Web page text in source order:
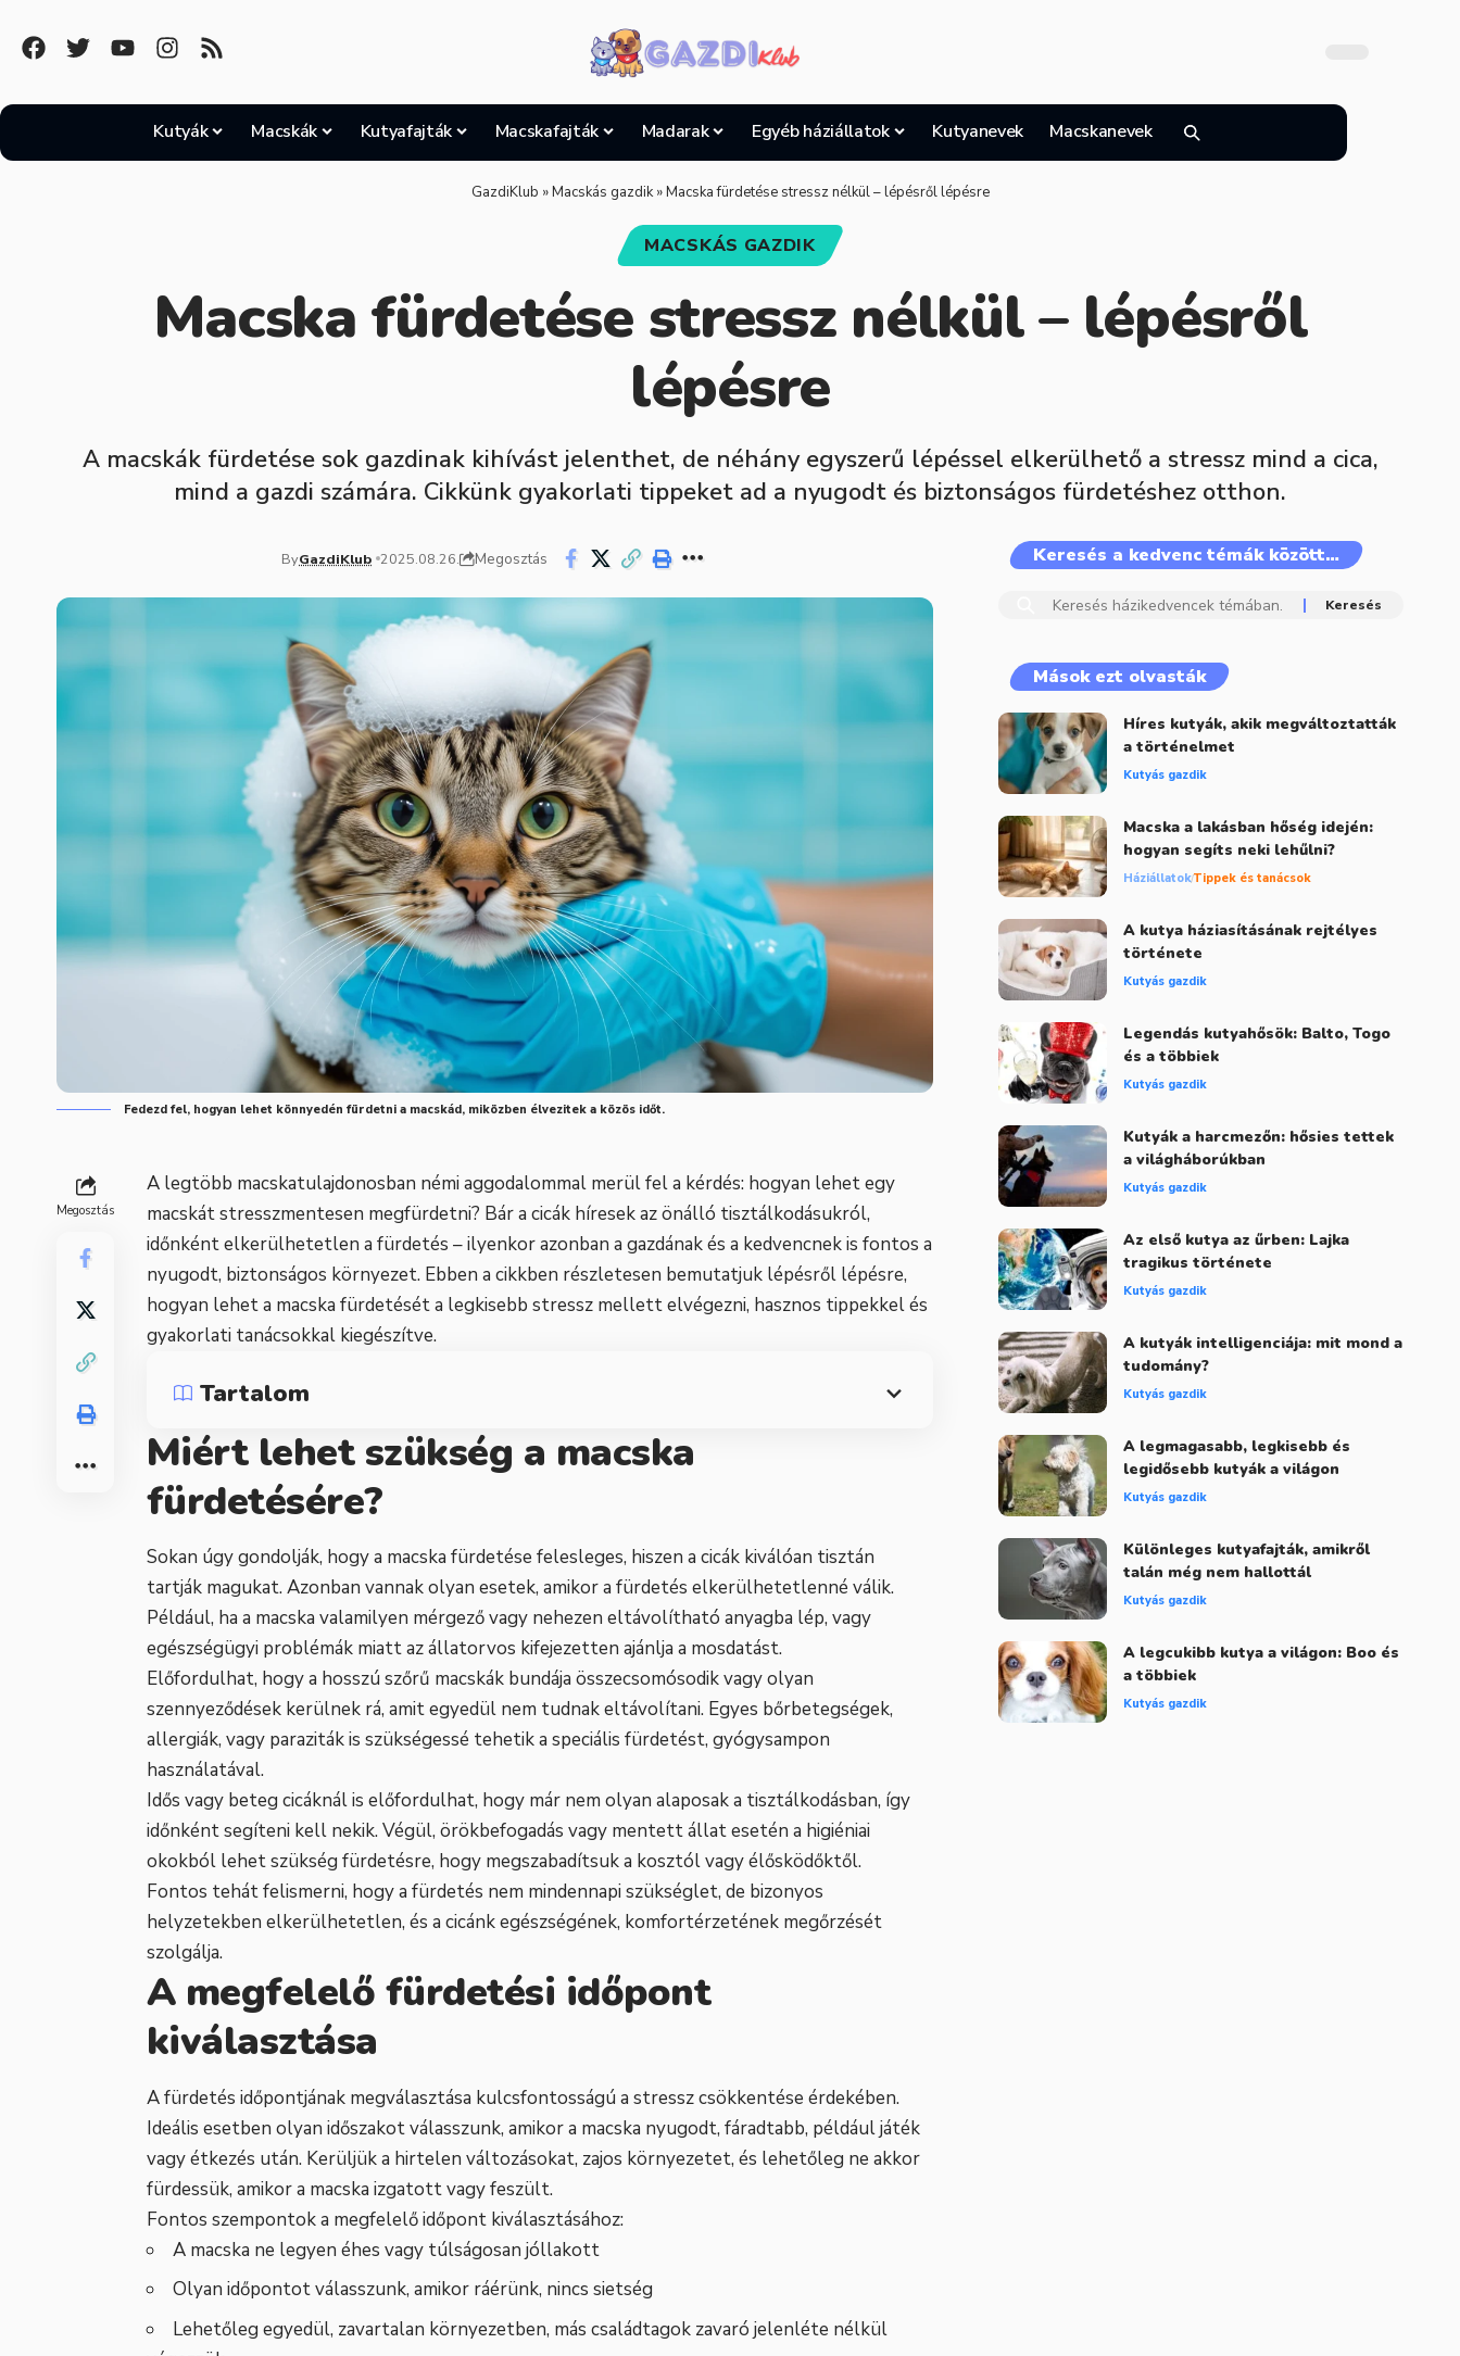
Kutyák Macskák Kutyafajták Macskafajták Madarak Egyéb háziállatok Kutyanevek Macskanevek
GazdiKlub »Macskás gazdik»Macska fürdetése stressz nélkül – lépésről lépésre
MACSKÁS GAZDIK
Macska fürdetése stressz nélkül – lépésről
lépésre
A macskák fürdetése sok gazdinak kihívást jelenthet, de néhány egyszerű lépéssel elkerülhető a stressz mind a cica,
mind a gazdi számára. Cikkünk gyakorlati tippeket ad a nyugodt és biztonságos fürdetéshez otthon.
ByGazdiKlub 2025.08.26. Megosztás
Fedezd fel, hogyan lehet könnyedén fürdetni a macskád, miközben élvezitek a közös időt.
Megosztás
A legtöbb macskatulajdonosban némi aggodalommal merül fel a kérdés: hogyan lehet egy
macskát stresszmentesen megfürdetni? Bár a cicák híresek az önálló tisztálkodásukról,
időnként elkerülhetetlen a fürdetés – ilyenkor azonban a gazdának és a kedvencnek is fontos a
nyugodt, biztonságos környezet. Ebben a cikkben részletesen bemutatjuk lépésről lépésre,
hogyan lehet a macska fürdetését a legkisebb stressz mellett elvégezni, hasznos tippekkel és
gyakorlati tanácsokkal kiegészítve.
Tartalom
Miért lehet szükség a macska
fürdetésére?
Sokan úgy gondolják, hogy a macska fürdetése felesleges, hiszen a cicák kiválóan tisztán
tartják magukat. Azonban vannak olyan esetek, amikor a fürdetés elkerülhetetlenné válik.
Például, ha a macska valamilyen mérgező vagy nehezen eltávolítható anyagba lép, vagy
egészségügyi problémák miatt az állatorvos kifejezetten ajánlja a mosdatást.
Előfordulhat, hogy a hosszú szőrű macskák bundája összecsomósodik vagy olyan
szennyeződések kerülnek rá, amit egyedül nem tudnak eltávolítani. Egyes bőrbetegségek,
allergiák, vagy paraziták is szükségessé tehetik a speciális fürdetést, gyógysampon
használatával.
Idős vagy beteg cicáknál is előfordulhat, hogy már nem olyan alaposak a tisztálkodásban, így
időnként segíteni kell nekik. Végül, örökbefogadás vagy mentett állat esetén a higiéniai
okokból lehet szükség fürdetésre, hogy megszabadítsuk a kosztól vagy élősködőktől.
Fontos tehát felismerni, hogy a fürdetés nem mindennapi szükséglet, de bizonyos
helyzetekben elkerülhetetlen, és a cicánk egészségének, komfortérzetének megőrzését
szolgálja.
A megfelelő fürdetési időpont
kiválasztása
A fürdetés időpontjának megválasztása kulcsfontosságú a stressz csökkentése érdekében.
Ideális esetben olyan időszakot válasszunk, amikor a macska nyugodt, fáradtabb, például játék
vagy étkezés után. Kerüljük a hirtelen változásokat, zajos környezetet, és lehetőleg ne akkor
fürdessük, amikor a macska izgatott vagy feszült.
Fontos szempontok a megfelelő időpont kiválasztásához:
A macska ne legyen éhes vagy túlságosan jóllakott
Olyan időpontot válasszunk, amikor ráérünk, nincs sietség
Lehetőleg egyedül, zavartalan környezetben, más családtagok zavaró jelenléte nélkül
Keresés a kedvenc témák között…
Mások ezt olvasták
Híres kutyák, akik megváltoztatták
a történelmet
Kutyás gazdik
Macska a lakásban hőség idején:
hogyan segíts neki lehűlni?
HáziállatokTippek és tanácsok
A kutya háziasításának rejtélyes
története
Kutyás gazdik
Legendás kutyahősök: Balto, Togo
és a többiek
Kutyás gazdik
Kutyák a harcmezőn: hősies tettek
a világháborúkban
Kutyás gazdik
Az első kutya az űrben: Lajka
tragikus története
Kutyás gazdik
A kutyák intelligenciája: mit mond a
tudomány?
Kutyás gazdik
A legmagasabb, legkisebb és
legidősebb kutyák a világon
Kutyás gazdik
Különleges kutyafajták, amikről
talán még nem hallottál
Kutyás gazdik
A legcukibb kutya a világon: Boo és
a többiek
Kutyás gazdik